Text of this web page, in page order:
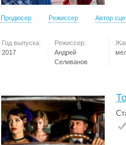
Продюсер Режиссер Автор
Год выпуска:
2017
Режиссер:
Андрей
Селиванов